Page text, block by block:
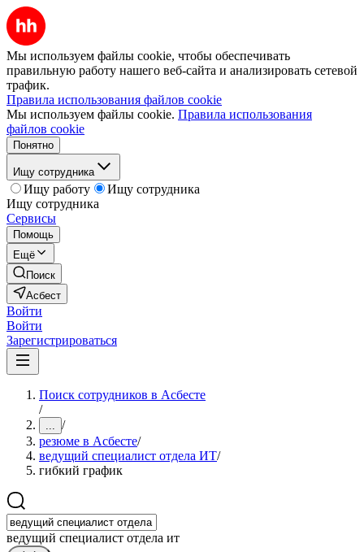
Мы используем файлы cookie, чтобы обеспечивать
правильную работу нашего веб-сайта и анализировать сетевой
трафик.
Правила использования файлов cookie
Мы используем файлы cookie. Правила использования
файлов cookie
Понятно
Ищу сотрудника
Ищу работу
Ищу сотрудника
Ищу сотрудника
Сервисы
Помощь
Ещё
Поиск
Асбест
Войти
Войти
Зарегистрироваться
Поиск сотрудников в Асбесте
/
... /
резюме в Асбесте/
ведущий специалист отдела ИТ/
гибкий график
ведущий специалист отдела ит